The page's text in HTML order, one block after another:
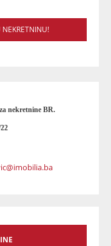
NEKRETNINU!
nekretnine BR.